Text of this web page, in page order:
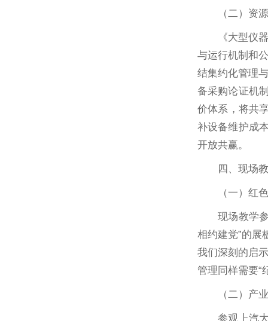
（二）资
《大型仪
与运行机制和
结集约化管理
备采购论证机
价体系，将共
补设备维护成
开放共赢。
四、现场
（一）红
现场教学
相约建党”的展
我们深刻的启
管理同样需要“
（二）产
参观上汽